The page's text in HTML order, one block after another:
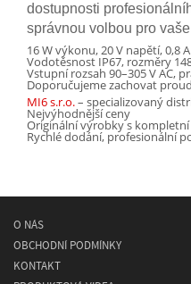
dostupnosti
správnou volbou pro
16 W výkonu, 20 V napětí, 0,8
Vodotěsnost IP67, rozměry
Vstupní rozsah 90–305 V AC,
Doporučujeme zachovat
MI6 s.r.o.– specializovaný
Nejvýhodnější ceny
Originální výrobky s
Rychlé dodání, profesionální
O NÁS
OBCHODNÍ PODMÍNKY
KONTAKT